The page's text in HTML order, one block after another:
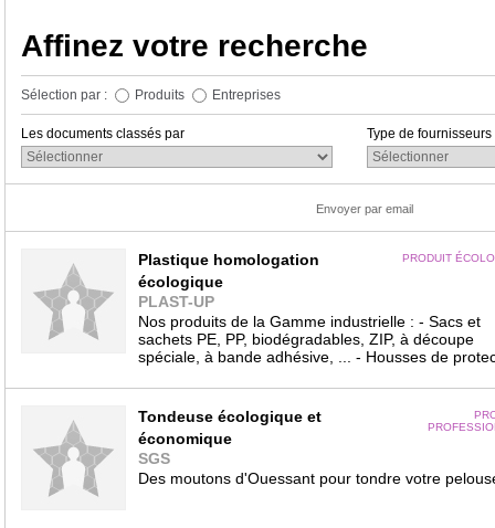
Affinez votre recherche
Sélection par : Produits Entreprises
Les documents classés par Type de fournisseurs
Envoyer par email
PRODUIT
Plastique homologation
écologique
PLAST-UP
Nos produits de la Gamme industrielle : - Sacs et
sachets PE, PP, biodégradables, ZIP, à découpe
spéciale, à bande adhésive, ... - Housses de
Tondeuse écologique et
économique
SGS
Des moutons d'Ouessant pour tondre votre